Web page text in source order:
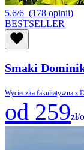
5.6/6 (178 opinii)
BESTSELLER
Smaki
Wycieczka fakultatywna z
od 259zł/